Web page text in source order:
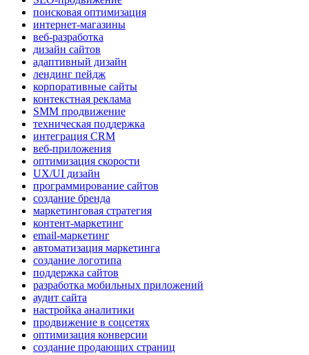
поисковая оптимизация
интернет-магазины
веб-разработка
дизайн сайтов
адаптивный дизайн
лендинг пейдж
корпоративные сайты
контекстная реклама
SMM продвижение
техническая поддержка
интеграция CRM
веб-приложения
оптимизация скорости
UX/UI дизайн
программирование сайтов
создание бренда
маркетинговая стратегия
контент-маркетинг
email-маркетинг
автоматизация маркетинга
создание логотипа
поддержка сайтов
разработка мобильных приложений
аудит сайта
настройка аналитики
продвижение в соцсетях
оптимизация конверсии
создание продающих страниц